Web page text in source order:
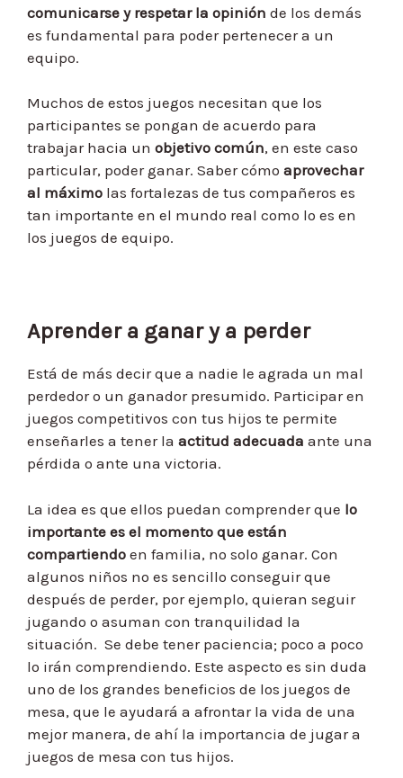
comunicarse y respetar la opinión de los demás
es fundamental para poder pertenecer a un
equipo.
Muchos de estos juegos necesitan que los
participantes se pongan de acuerdo para
trabajar hacia un objetivo común, en este caso
particular, poder ganar. Saber cómo aprovechar
al máximo las fortalezas de tus compañeros es
tan importante en el mundo real como lo es en
los juegos de equipo.
Aprender a ganar y a perder
Está de más decir que a nadie le agrada un mal
perdedor o un ganador presumido. Participar en
juegos competitivos con tus hijos te permite
enseñarles a tener la actitud adecuada ante una
pérdida o ante una victoria.
La idea es que ellos puedan comprender que lo
importante es el momento que están
compartiendo en familia, no solo ganar. Con
algunos niños no es sencillo conseguir que
después de perder, por ejemplo, quieran seguir
jugando o asuman con tranquilidad la
situación. Se debe tener paciencia; poco a poco
lo irán comprendiendo. Este aspecto es sin duda
uno de los grandes beneficios de los juegos de
mesa, que le ayudará a afrontar la vida de una
mejor manera, de ahí la importancia de jugar a
juegos de mesa con tus hijos.